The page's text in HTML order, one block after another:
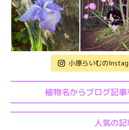
小原らいむの
植物名からブログ記
人気の記